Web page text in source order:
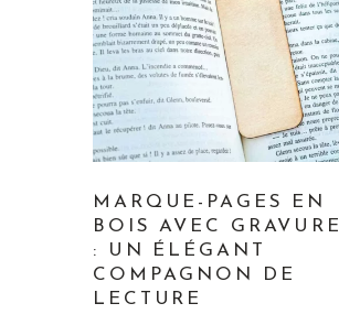
MARQUE-PAGES EN
BOIS AVEC GRAVURE
: UN ÉLÉGANT
COMPAGNON DE
LECTURE